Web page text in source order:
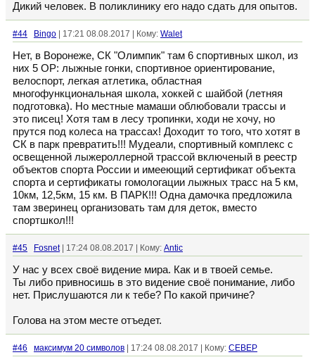
Дикий человек. В поликлинику его надо сдать для опытов.
#44 Bingo | 17:21 08.08.2017 | Кому: Walet
Нет, в Воронеже, СК "Олимпик" там 6 спортивных школ, из
них 5 ОР: лыжные гонки, спортивное ориентирование,
велоспорт, легкая атлетика, областная
многофункциональная школа, хоккей с шайбой (летняя
подготовка). Но местные мамаши облюбовали трассы и
это писец! Хотя там в лесу тропинки, ходи не хочу, но
прутся под колеса на трассах! Доходит то того, что хотят в
СК в парк превратить!!! Мудеали, спортивный комплекс с
освещенной лыжероллерной трассой включеный в реестр
объектов спорта России и имееющий сертификат объекта
спорта и сертификаты гомологации лыжных трасс на 5 км,
10км, 12,5км, 15 км. В ПАРК!!! Одна дамочка предложила
там зверинец организовать там для деток, вместо
спортшкол!!!
#45 Fosnet| 17:24 08.08.2017 | Кому: Antic
У нас у всех своё видение мира. Как и в твоей семье.
Ты либо привносишь в это видение своё понимание, либо
нет. Прислушаются ли к тебе? По какой причине?
Голова на этом месте отъедет.
#46 максимум 20 символов | 17:24 08.08.2017 | Кому: CEBEP